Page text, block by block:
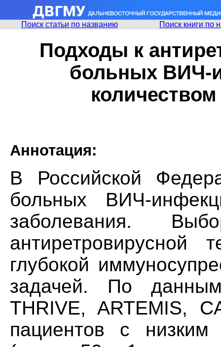
Поиск статьи по названию Поиск книги по
Подходы к
больных ВИЧ-
Аннотация:
В Российской
больных ВИЧ-
заболевания.
глубокой
задачей. По
THRIVE, ARTEMIS,
пациентов с